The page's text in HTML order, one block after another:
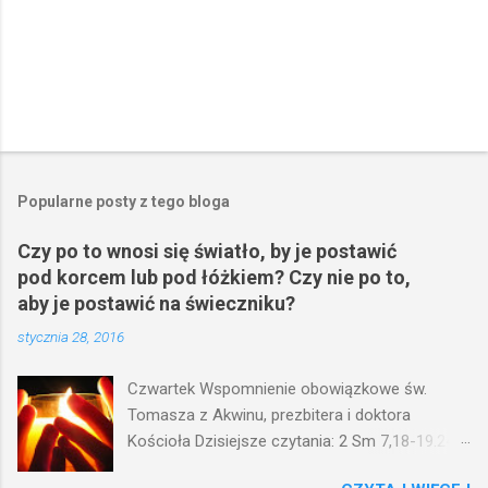
Popularne posty z tego bloga
Czy po to wnosi się światło, by je postawić
pod korcem lub pod łóżkiem? Czy nie po to,
aby je postawić na świeczniku?
stycznia 28, 2016
Czwartek Wspomnienie obowiązkowe św.
Tomasza z Akwinu, prezbitera i doktora
Kościoła Dzisiejsze czytania: 2 Sm 7,18-19.24-